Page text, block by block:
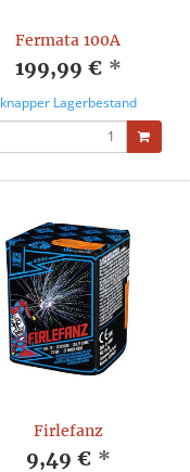
Fermata 100A
199,99 € *
knapper Lagerbestand
Firlefanz
9,49 € *